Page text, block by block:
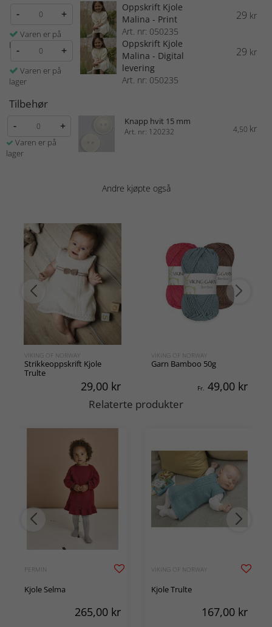
- +
Varen er på
lager
Oppskrift Kjole
Malina - Print
Art. nr: 050235
29 kr
- +
Varen er på
lager
Oppskrift Kjole
Malina - Digital
levering
Art. nr: 050235
29 kr
Tilbehør
- +
Varen er på
lager
Knapp hvit 15 mm
Art. nr: 120232 4,50 kr
Andre kjøpte også
VIKING OF NORWAY
Strikkeoppskrift Kjole
Trulte
29,00 kr
VIKING OF NORWAY
Garn Bamboo 50g
Fr. 49,00 kr
Relaterte produkter
PERMIN
Kjole Selma
265,00 kr
VIKING OF NORWAY
Kjole Trulte
167,00 kr